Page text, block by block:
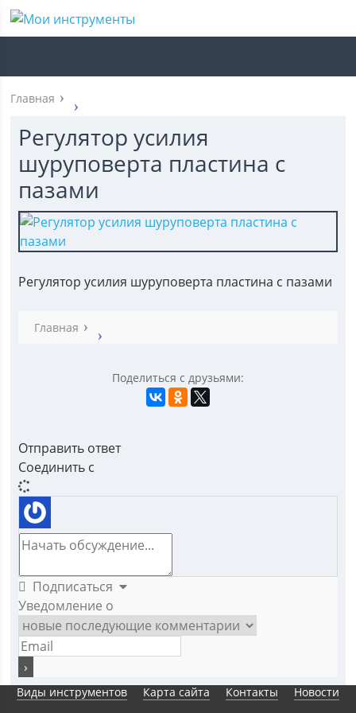
Главная
Регулятор усилия
шуруповерта пластина с
пазами
Регулятор усилия шуруповерта пластина с пазами
Главная
Поделиться с друзьями:
Отправить ответ
Соединить с
Подписаться
Уведомление о
Виды инструментов Карта сайта Контакты Новости